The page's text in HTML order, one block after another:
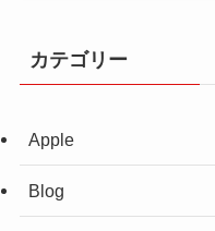
カテゴリー
Apple
Blog